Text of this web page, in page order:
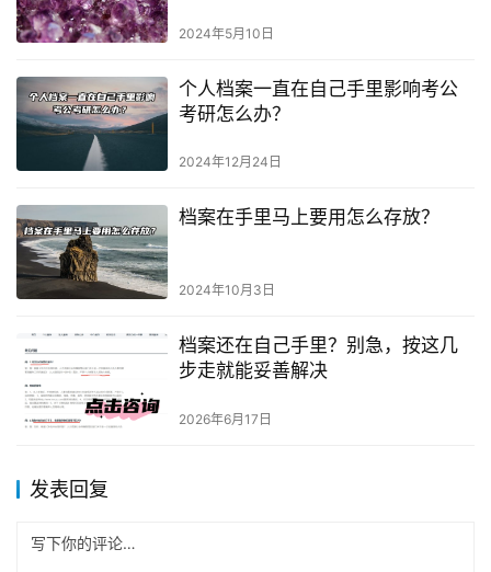
2024年5月10日
个人档案一直在自己手里影响考公
考研怎么办？
2024年12月24日
档案在手里马上要用怎么存放？
2024年10月3日
档案还在自己手里？别急，按这几
步走就能妥善解决
2026年6月17日
发表回复